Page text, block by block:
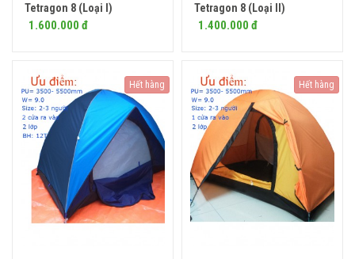
Tetragon 8 (Loại I)
1.600.000 đ
Tetragon 8 (Loại II)
1.400.000 đ
Hết hàng Hết hàng